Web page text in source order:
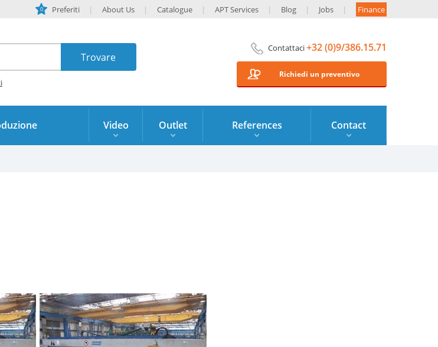
0 Preferiti About Us Catalogue APT Services Blog Jobs Finance
Contattaci+32 (0)9/386.15.71
Richiedi un preventivo
Video Outlet References Contact